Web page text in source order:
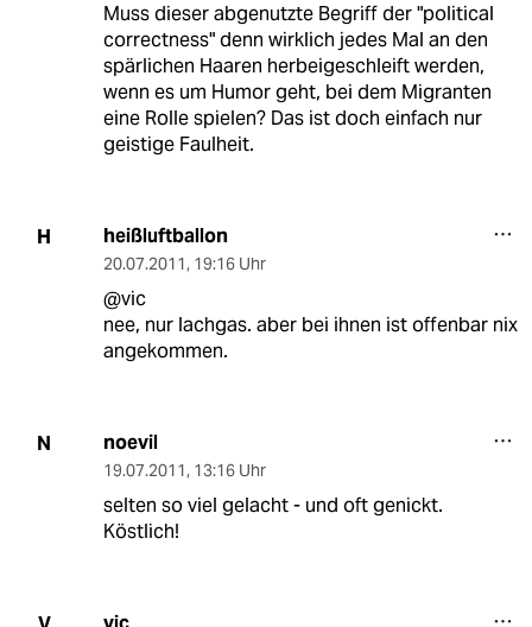
Muss dieser abgenutzte Begriff der "political
correctness" denn wirklich jedes Mal an den
spärlichen Haaren herbeigeschleift werden,
wenn es um Humor geht, bei dem Migranten
eine Rolle spielen? Das ist doch einfach nur
geistige Faulheit.
H heißluftballon
20.07.2011, 19:16 Uhr
@vic
nee, nur lachgas. aber bei ihnen ist offenbar nix
angekommen.
N noevil
19.07.2011, 13:16 Uhr
selten so viel gelacht - und oft genickt.
Köstlich!